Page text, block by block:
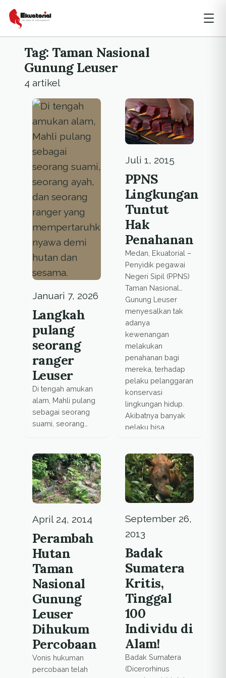
Tag: Taman Nasional
Gunung Leuser
4 artikel
Januari 7, 2026
Langkah
pulang
seorang
ranger
Leuser
Di tengah amukan
alam, Mahli pulang
sebagai seorang
suami, seorang
mempertaruhkan
nyawa demi hutan
dan sesama.
Juli 1, 2015
PPNS
Lingkungan
Tuntut
Hak
Penahanan
Medan, Ekuatorial –
Penyidik pegawai
Negeri Sipil (PPNS)
Taman Nasional
Gunung Leuser
menyesalkan tak
adanya
kewenangan
melakukan
penahanan bagi
mereka, terhadap
pelaku pelanggaran
konservasi
lingkungan hidup.
Akibatnya banyak
pelaku bisa
karena kepolisian
tak juga mau
menahan mereka.
Demikian
Turnip, Koordinator
PPNS Taman
Leuser kepada
Ekuatorial, Senin
(29/6). […]
April 24, 2014
Perambah
Hutan
Taman
Nasional
Gunung
Leuser
Dihukum
Percobaan
Vonis hukuman
percobaan telah
September 26,
2013
Badak
Sumatera
Kritis,
Tinggal
100
Individu di
Alam!
Badak Sumatera
(Dicerorhinus